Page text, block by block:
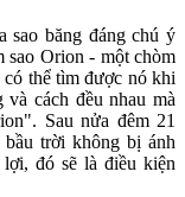
sao băng đáng chú ý
sao Orion - một chòm
có thể tìm được nó khi
cách đều nhau mà
Sau nửa đêm 21
bầu trời không bị ánh
đó sẽ là điều kiện